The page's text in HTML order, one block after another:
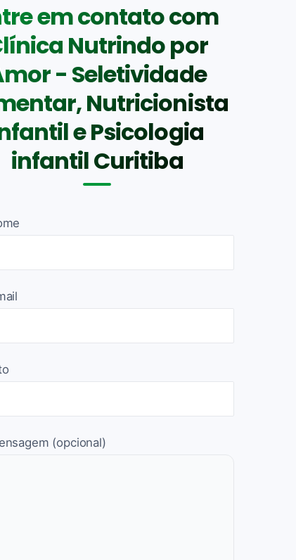
em contato com
Nutrindo por
- Seletividade
Nutricionista
e Psicologia
infantil Curitiba
(opcional)